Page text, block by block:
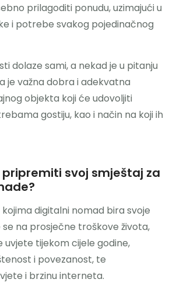
prilagoditi ponudu, uzimajući u
i potrebe svakog pojedinačnog
dolaze sami, a nekad je u pitanju
je važna dobra i adekvatna
objekta koji će udovoljiti
gostiju, kao i način na koji ih
pripremiti svoj smještaj za
digitalni nomad bira svoje
na prosječne troškove života,
uvjete tijekom cijele godine,
i povezanost, te
i brzinu interneta.